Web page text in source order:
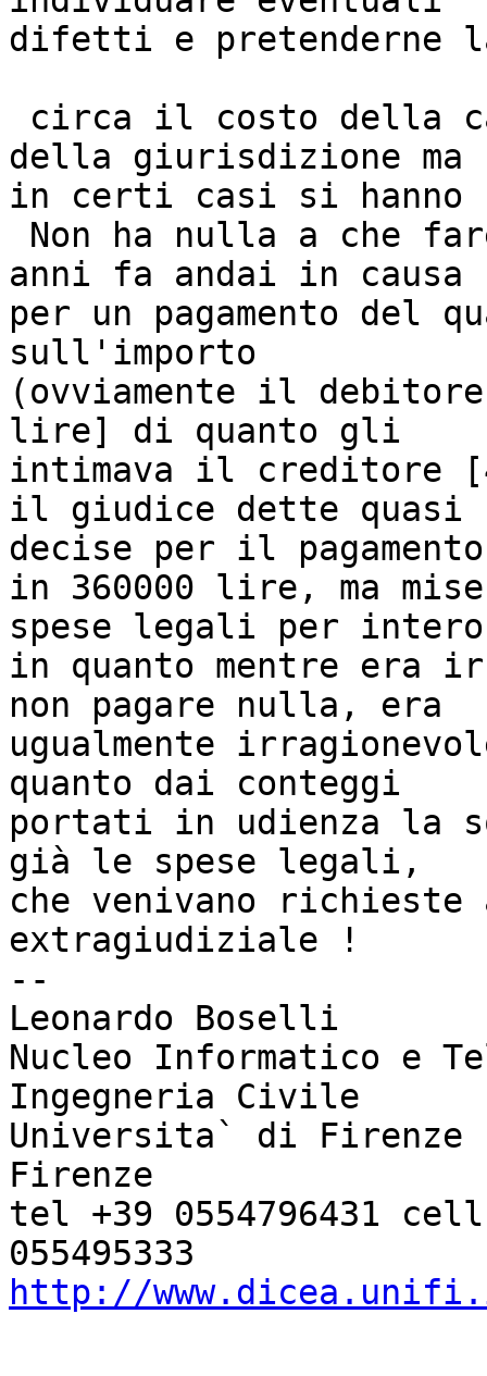
difetti e pretenderne
della giurisdizione ma
in certi casi si hanno
anni fa andai in causa
per un pagamento del
sull'importo
(ovviamente il debitore
lire] di quanto gli
intimava il creditore
il giudice dette quasi
decise per il
in 360000 lire, ma
spese legali per
in quanto mentre era
non pagare nulla, era
ugualmente
quanto dai conteggi
portati in udienza la
già le spese legali,
che venivano richieste
extragiudiziale !
--
Leonardo Boselli
Nucleo Informatico e
Ingegneria Civile
Universita` di
Firenze
tel +39 0554796431 cell
http://